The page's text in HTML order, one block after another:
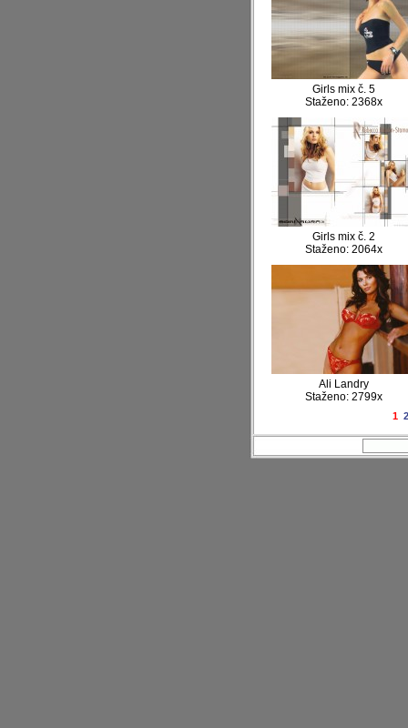
Girls mix č. 5
Staženo: 2368x
Girls mix č. 2
Staženo: 2064x
Ali Landry
Staženo: 2799x
1 2